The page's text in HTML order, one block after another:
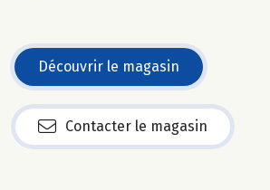
Découvrir le magasin
Contacter le magasin